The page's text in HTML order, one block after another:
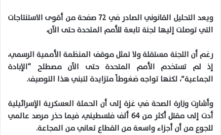
ويعد التحليل القانوني الصادر في 72 صفحة من أقوى الاستنتاجات
التي توصلت إليها لجنة تابعة للأمم المتحدة حتى الآن،
رغم أن اللجنة مستقلة ولا تمثل موقف المنظمة الأممية الرسمي،
إذ لم تستخدم الأمم المتحدة حتى الآن مصطلح “الإبادة
الجماعية”، لكنها تواجه ضغوطاً متزايدة لتبني هذا التوصيف.
وأشارت وزارة الصحة في غزة إلى أن الحملة العسكرية الإسرائيلية
أدت إلى مقتل أكثر من 64 ألف فلسطيني، فيما حذر مرصد عالمي
للجوع من أن أجزاء واسعة من القطاع تعاني من المجاعة.